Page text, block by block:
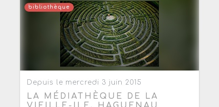
bibliothèque
Depuis le mercredi 3 juin 2015
LA MÉDIATHÈQUE DE LA